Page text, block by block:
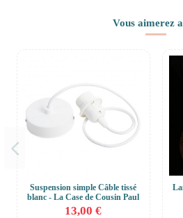
Vous aimerez
Suspension simple Câble tissé
blanc - La Case de Cousin Paul
13,00 €